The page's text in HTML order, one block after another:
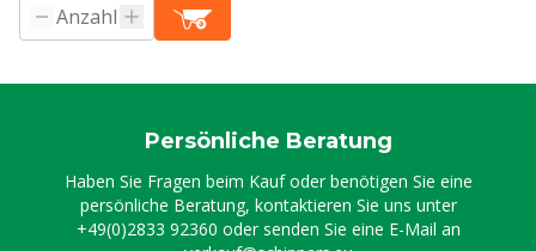
Persönliche Beratung
Haben Sie Fragen beim Kauf oder benötigen Sie eine
persönliche Beratung, kontaktieren Sie uns unter
+49(0)2833 92360 oder senden Sie eine E-Mail an